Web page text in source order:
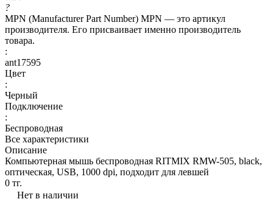
?
MPN (Manufacturer Part Number) MPN — это артикул
производителя. Его присваивает именно производитель
товара.
:
ant17595
Цвет
:
Черный
Подключение
:
Беспроводная
Все характеристики
Описание
Компьютерная мышь беспроводная RITMIX RMW-505, black,
оптическая, USB, 1000 dpi, подходит для левшей
0 тг.
Нет в наличии